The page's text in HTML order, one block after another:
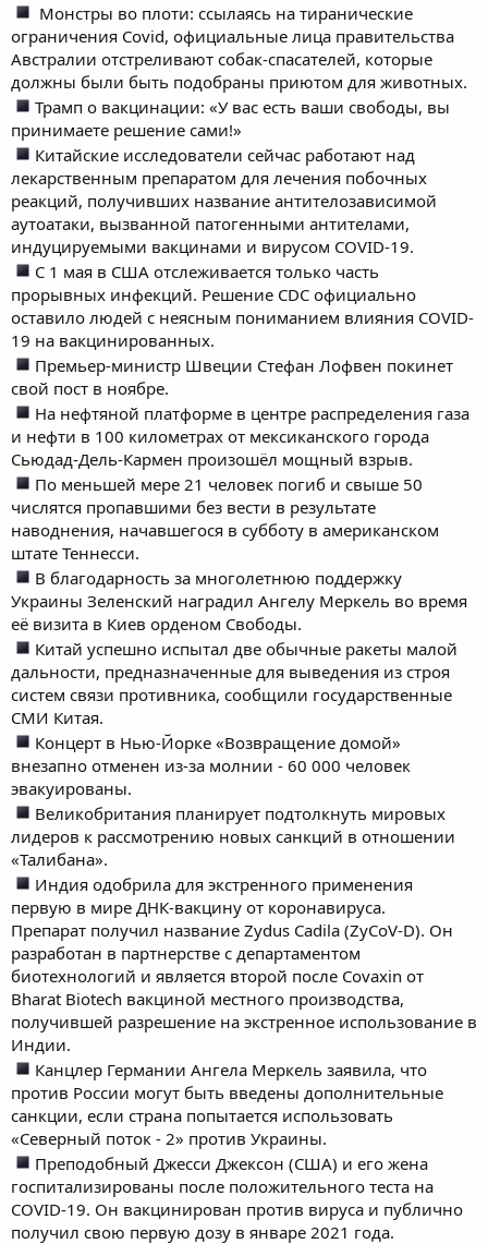
Монстры во плоти: ссылаясь на тиранические
ограничения Covid, официальные лица правительства
Австралии отстреливают собак-спасателей, которые
должны были быть подобраны приютом для животных.
Трамп о вакцинации: «У вас есть ваши свободы, вы
принимаете решение сами!»
Китайские исследователи сейчас работают над
лекарственным препаратом для лечения побочных
реакций, получивших название антителозависимой
аутоатаки, вызванной патогенными антителами,
индуцируемыми вакцинами и вирусом COVID-19.
С 1 мая в США отслеживается только часть
прорывных инфекций. Решение CDC официально
оставило людей с неясным пониманием влияния COVID-
19 на вакцинированных.
Премьер-министр Швеции Стефан Лофвен покинет
свой пост в ноябре.
На нефтяной платформе в центре распределения газа
и нефти в 100 километрах от мексиканского города
Сьюдад-Дель-Кармен произошёл мощный взрыв.
По меньшей мере 21 человек погиб и свыше 50
числятся пропавшими без вести в результате
наводнения, начавшегося в субботу в американском
штате Теннесси.
В благодарность за многолетнюю поддержку
Украины Зеленский наградил Ангелу Меркель во время
её визита в Киев орденом Свободы.
Китай успешно испытал две обычные ракеты малой
дальности, предназначенные для выведения из строя
систем связи противника, сообщили государственные
СМИ Китая.
Концерт в Нью-Йорке «Возвращение домой»
внезапно отменен из-за молнии - 60 000 человек
эвакуированы.
Великобритания планирует подтолкнуть мировых
лидеров к рассмотрению новых санкций в отношении
«Талибана».
Индия одобрила для экстренного применения
первую в мире ДНК-вакцину от коронавируса.
Препарат получил название Zydus Cadila (ZyCoV-D). Он
разработан в партнерстве с департаментом
биотехнологий и является второй после Covaxin от
Bharat Biotech вакциной местного производства,
получившей разрешение на экстренное использование в
Индии.
Канцлер Германии Ангела Меркель заявила, что
против России могут быть введены дополнительные
санкции, если страна попытается использовать
«Северный поток - 2» против Украины.
Преподобный Джесси Джексон (США) и его жена
госпитализированы после положительного теста на
COVID-19. Он вакцинирован против вируса и публично
получил свою первую дозу в январе 2021 года.